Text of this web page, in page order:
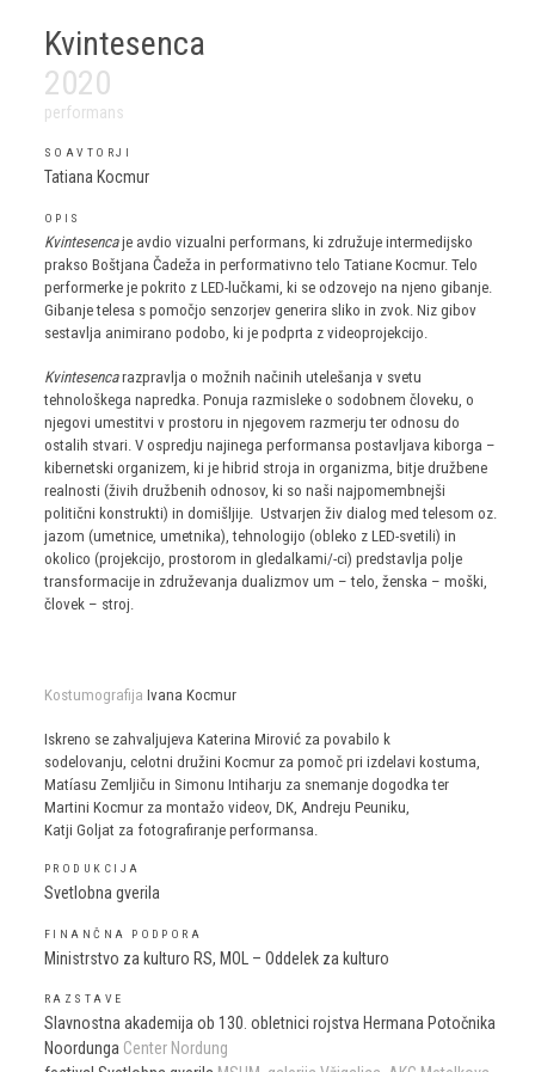
Kvintesenca
2020
performans
SOAVTORJI
Tatiana Kocmur
OPIS
Kvintesencaje avdio vizualni performans, ki združuje intermedijsko
prakso Boštjana Čadeža in performativno telo Tatiane Kocmur. Telo
performerke je pokrito z LED-lučkami, ki se odzovejo na njeno gibanje.
Gibanje telesa s pomočjo senzorjev generira sliko in zvok. Niz gibov
sestavlja animirano podobo, ki je podprta z videoprojekcijo.
Kvintesencarazpravlja o možnih načinih utelešanja v svetu
tehnološkega napredka. Ponuja razmisleke o sodobnem človeku, o
njegovi umestitvi v prostoru in njegovem razmerju ter odnosu do
ostalih stvari. V ospredju najinega performansa postavljava kiborga –
kibernetski organizem, ki je hibrid stroja in organizma, bitje družbene
realnosti (živih družbenih odnosov, ki so naši najpomembnejši
politični konstrukti) in domišljije. Ustvarjen živ dialog med telesom oz.
jazom (umetnice, umetnika), tehnologijo (obleko z LED-svetili) in
okolico (projekcijo, prostorom in gledalkami/-ci) predstavlja polje
transformacije in združevanja dualizmov um – telo, ženska – moški,
človek – stroj.
Kostumografija Ivana Kocmur
Iskreno se zahvaljujeva Katerina Mirović za povabilo k
sodelovanju, celotni družini Kocmur za pomoč pri izdelavi kostuma,
Matíasu Zemljiču in Simonu Intiharju za snemanje dogodka ter
Martini Kocmur za montažo videov, DK, Andreju Peuniku,
Katji Goljat za fotografiranje performansa.
PRODUKCIJA
Svetlobna gverila
FINANČNA PODPORA
Ministrstvo za kulturo RS, MOL – Oddelek za kulturo
RAZSTAVE
Slavnostna akademija ob 130. obletnici rojstva Hermana Potočnika
Noordunga Center Nordung